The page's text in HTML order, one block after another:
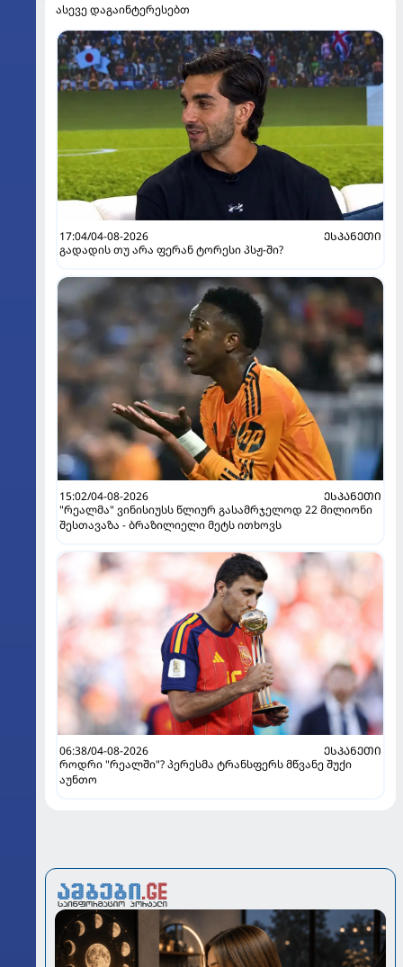
ასევე დაგაინტერესებთ
17:04/04-08-2026
ᲔᲡᲞᲐᲜᲔᲗᲘ
გადადის თუ არა ფერან ტორესი პსჟ-ში?
15:02/04-08-2026
ᲔᲡᲞᲐᲜᲔᲗᲘ
"რეალმა" ვინისიუსს წლიურ გასამრჯელოდ 22 მილიონი
შესთავაზა - ბრაზილიელი მეტს ითხოვს
06:38/04-08-2026
ᲔᲡᲞᲐᲜᲔᲗᲘ
როდრი "რეალში"? პერესმა ტრანსფერს მწვანე შუქი
აუნთო